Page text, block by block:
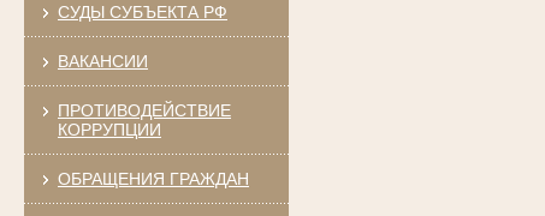
СУДЫ СУБЪЕКТА РФ
ВАКАНСИИ
ПРОТИВОДЕЙСТВИЕ
КОРРУПЦИИ
ОБРАЩЕНИЯ ГРАЖДАН